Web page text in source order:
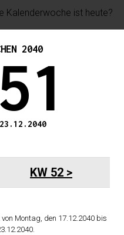
2040
51
23.12.2040
KW 52
von Montag, den 17.12.2040 bis